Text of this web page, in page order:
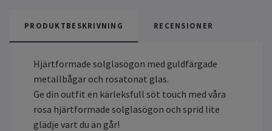
PRODUKTBESKRIVNING RECENSIONER
Hjärtformade solglasögon med guldfärgade
metallbågar och rosatonat glas.
Ge din outfit en kärleksfull söt touch med våra
rosa hjärtformade solglasögon och sprid lite
glädje vart du än går!